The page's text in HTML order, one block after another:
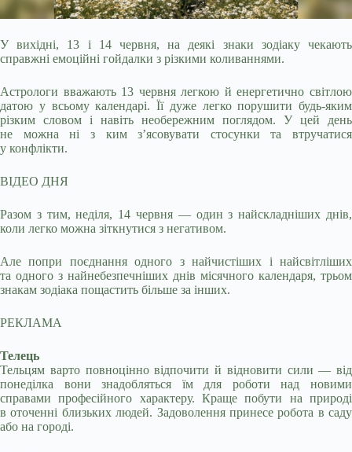
У вихідні, 13 і 14 червня, на деякі знаки зодіаку чекають
справжні емоційні гойдалки з різкими коливаннями.
Астрологи вважають 13 червня легкою й енергетично світлою
датою у всьому календарі. Її дуже легко порушити будь-яким
різким словом і навіть необережним поглядом. У цей день
не можна ні з ким з’ясовувати стосунки та втручатися
у конфлікти.
ВІДЕО ДНЯ
Разом з тим, неділя, 14 червня — один з найскладніших днів,
коли легко можна зіткнутися з негативом.
Але попри поєднання одного з найчистіших і найсвітліших
та одного з найнебезпечніших днів місячного календаря, трьом
знакам зодіака пощастить більше за інших.
РЕКЛАМА
Телець
Тельцям варто повноцінно відпочити й відновити сили — від
понеділка вони знадобляться їм для роботи над новими
справами професійного характеру. Краще побути на природі
в оточенні близьких людей. Задоволення принесе робота в саду
або на городі.